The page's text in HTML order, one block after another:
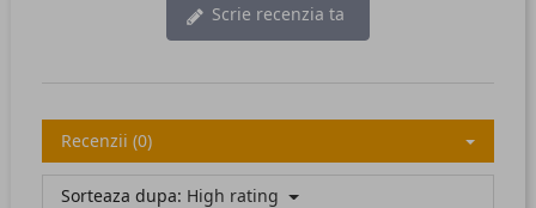
Scrie recenzia ta
Recenzii (0)
Sorteaza dupa: High rating